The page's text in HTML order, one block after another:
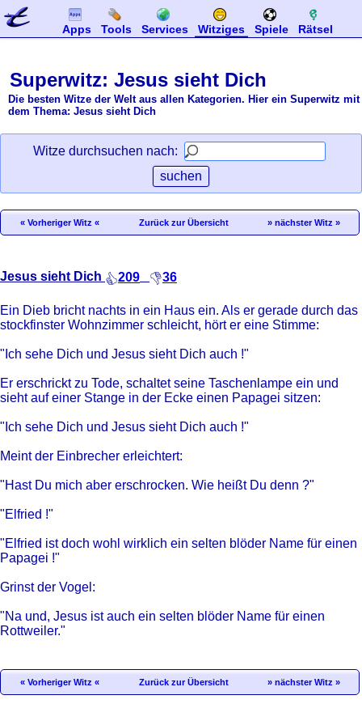
Apps Tools Services Witziges Spiele Rätsel
Superwitz: Jesus sieht Dich
Die besten Witze der Welt aus allen Kategorien. Hier ein Superwitz mit
dem Thema: Jesus sieht Dich
Witze durchsuchen nach:
« Vorheriger Witz « Zurück zur Übersicht » nächster Witz »
Jesus sieht Dich 209 36
Ein Dieb bricht nachts in ein Haus ein. Als er gerade durch das
stockfinster Wohnzimmer schleicht, hört er eine Stimme:
"Ich sehe Dich und Jesus sieht Dich auch !"
Er erschrickt zu Tode, schaltet seine Taschenlampe ein und
sieht auf einer Stange in der Ecke einen Papagei sitzen:
"Ich sehe Dich und Jesus sieht Dich auch !"
Meint der Einbrecher erleichtert:
"Hast Du mich aber erschrocken. Wie heißt Du denn ?"
"Elfried !"
"Elfried ist doch wohl wirklich ein selten blöder Name für einen
Papagei !"
Grinst der Vogel:
"Na und, Jesus ist auch ein selten blöder Name für einen
Rottweiler."
« Vorheriger Witz « Zurück zur Übersicht » nächster Witz »